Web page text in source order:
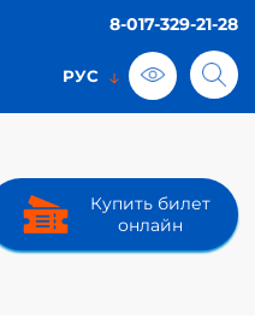
8-017-329-21-28
Купить билет
онлайн